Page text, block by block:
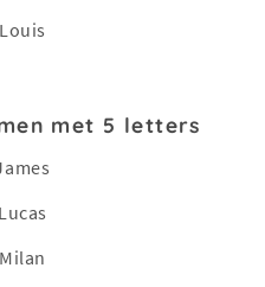
Louis
met 5 letters
Lucas
Milan